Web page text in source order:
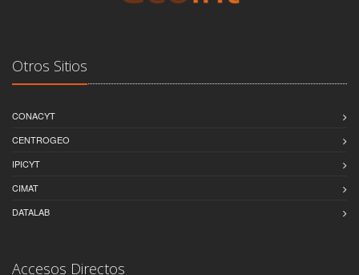
Otros Sitios
CONACYT
CENTROGEO
IPICYT
CIMAT
DATALAB
Accesos Directos